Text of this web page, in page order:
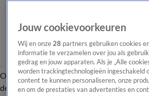
OverzichtAfleveringen Entertainment
de redactieNieuwsbrief
Jouw cookievoorkeuren
Wij en onze 28 partners gebruiken cookies
informatie te verzamelen over jou als
gedrag en jouw apparaten. Als je „Alle
worden trackingtechnologieën ingeschakeld
content te kunnen personaliseren, onze
en om de prestaties van advertenties en